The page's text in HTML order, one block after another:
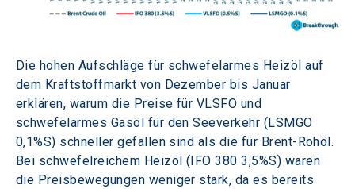
Die hohen Aufschläge für schwefelarmes Heizöl auf
dem Kraftstoffmarkt von Dezember bis Januar
erklären, warum die Preise für VLSFO und
schwefelarmes Gasöl für den Seeverkehr (LSMGO
0,1%S) schneller gefallen sind als die für Brent-Rohöl.
Bei schwefelreichem Heizöl (IFO 380 3,5%S) waren
die Preisbewegungen weniger stark, da es bereits